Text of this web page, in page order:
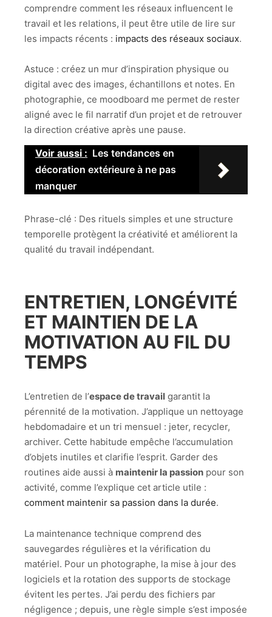
comprendre comment les réseaux influencent le
travail et les relations, il peut être utile de lire sur
les impacts récents : impacts des réseaux sociaux.
Astuce : créez un mur d’inspiration physique ou
digital avec des images, échantillons et notes. En
photographie, ce moodboard me permet de rester
aligné avec le fil narratif d’un projet et de retrouver
la direction créative après une pause.
Voir aussi : Les tendances en
décoration extérieure à ne pas
manquer
Phrase-clé : Des rituels simples et une structure
temporelle protègent la créativité et améliorent la
qualité du travail indépendant.
ENTRETIEN, LONGÉVITÉ
ET MAINTIEN DE LA
MOTIVATION AU FIL DU
TEMPS
L’entretien de l’espace de travail garantit la
pérennité de la motivation. J’applique un nettoyage
hebdomadaire et un tri mensuel : jeter, recycler,
archiver. Cette habitude empêche l’accumulation
d’objets inutiles et clarifie l’esprit. Garder des
routines aide aussi à maintenir la passion pour son
activité, comme l’explique cet article utile :
comment maintenir sa passion dans la durée.
La maintenance technique comprend des
sauvegardes régulières et la vérification du
matériel. Pour un photographe, la mise à jour des
logiciels et la rotation des supports de stockage
évitent les pertes. J’ai perdu des fichiers par
négligence ; depuis, une règle simple s’est imposée